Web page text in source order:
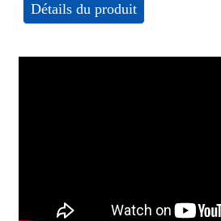
Détails du produit